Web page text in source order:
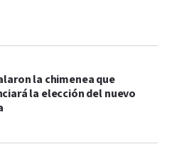
la chimenea que
la elección del nuevo